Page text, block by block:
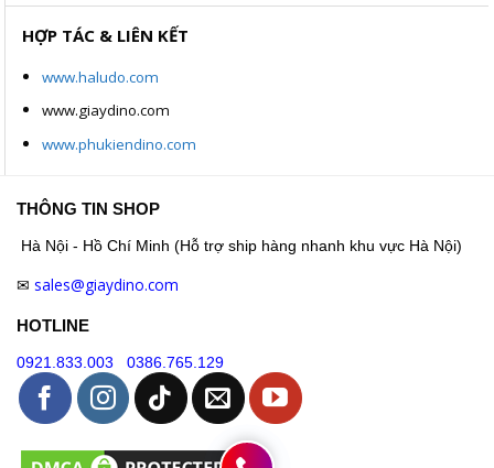
HỢP TÁC & LIÊN KẾT
www.haludo.com
www.giaydino.com
www.phukiendino.com
THÔNG TIN SHOP
Hà Nội - Hồ Chí Minh (Hỗ trợ ship hàng nhanh khu vực Hà Nội)
✉ sales@giaydino.com
HOTLINE
0921.833.003 0386.765.129